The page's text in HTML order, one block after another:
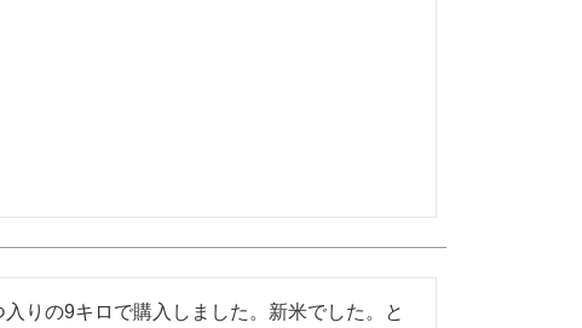
りの9キロで購入しました。新米でした。と